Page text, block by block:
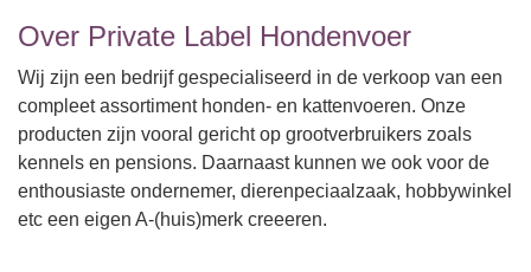
Over Private Label Hondenvoer
Wij zijn een bedrijf gespecialiseerd in de verkoop van een
compleet assortiment honden- en kattenvoeren. Onze
producten zijn vooral gericht op grootverbruikers zoals
kennels en pensions. Daarnaast kunnen we ook voor de
enthousiaste ondernemer, dierenpeciaalzaak, hobbywinkel
etc een eigen A-(huis)merk creeeren.